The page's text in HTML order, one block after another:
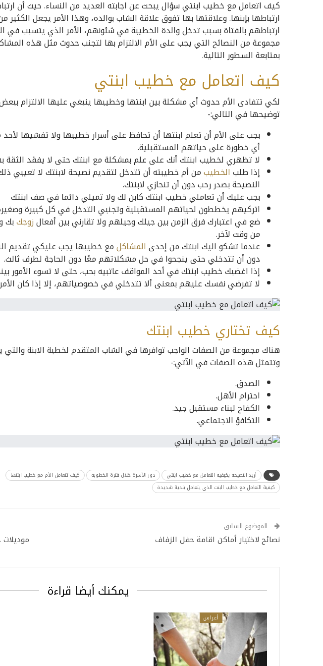
كيف اتعامل مع خطيب ابنتي سؤال يبحث عن اجابته العديد من النساء. حيث أن
ارتباطها بإبنها. وعلاقتها بها تفوق علاقة الشاب بوالده، وهذا الأمر يجعل الكثير
ارتباطهم بالفتاة بسبب تدخل والدة الخطيبة في شئونهم، الأمر الذي يتسبب في
مجموعة من النصائح التي يجب على الأم الالتزام بها لتجنب حدوث مثل هذه
بمتابعة السطور التالية.
كيف اتعامل مع خطيب ابنتي
لكي تتفادى الأم حدوث أي مشكلة بين ابنتها وخطيبها ينبغي عليها الالتزام
توضيحها في التالي:-
بجب على الأم أن تعلم ابنتها أن تحافظ على أسرار خطيبها ولا تفشيها
أي خطورة على حياتهم المستقبلية.
لا تظهري لخطيب ابنتك أنك على علم بمشكلة مع ابنتك حتى لا يفقد الثقة
إذا طلب الخطيبمن أم خطيبته أن تتدخل لتقديم نصيحة لابنتك لا تعيبي
النصيحة بصدر رحب دون أن تنحازي لابنتك.
بجب عليك أن تعاملي خطيب ابنتك كابن لك ولا تميلي دائما في صف ابنتك
اتركيهم يخططون لحياتهم المستقبلية وتجنبي التدخل في كل كبيرة
ضع في اعتبارك فرق الزمن بين جيلك وجيلهم ولا تقارني بين أفعالزوجكبك
من وقت لآخر.
عندما تشكو اليك ابنتك من إحدى المشاكلمع خطيبها يجب عليكي تقديم
دون أن تتدخلي حتى ينجحوا في حل مشكلاتهم معًا دون الحاجة لطرف ثالث.
إذا اغضبك خطيب ابنتك في أحد المواقف عاتبيه بحب، حتى لا تسوء الأمور
لا تفرضي نفسك عليهم بمعنى ألا تتدخلي في خصوصياتهم، إلا إذا كان الأمر
كيف تختاري خطيب ابنتك
هناك مجموعة من الصفات الواجب توافرها في الشاب المتقدم لخطبة الابنة والتي
وتتمثل هذه الصفات في الآتي:-
الصدق.
احترام الأهل.
الكفاح لبناء مستقبل جيد.
التكافؤ الاجتماعي.
أريد النصيحة بكيفية التعامل مع خطيب ابنتي دور الأسرة خلال فترة الخطوبة
كيف تتعامل الأم مع خطيب ابنتها
كيفية التعامل مع خطيب البنت الذي يتعامل بندية شديدة
الموضوع السابق
نصائح لاختيار أماكن اقامة حفل الزفاف موديلات
يمكنك أيضا قراءة
أعراس